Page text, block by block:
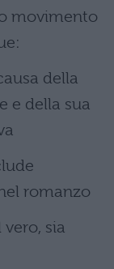
movimento
della
e della sua
romanzo
sia